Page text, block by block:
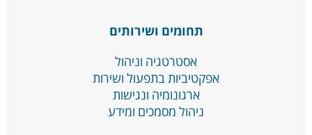
תחומים ושירותים
אסטרטגיה וניהול
אפקטיביות בתפעול ושירות
ארגונומיה ונגישות
ניהול מסמכים ומידע